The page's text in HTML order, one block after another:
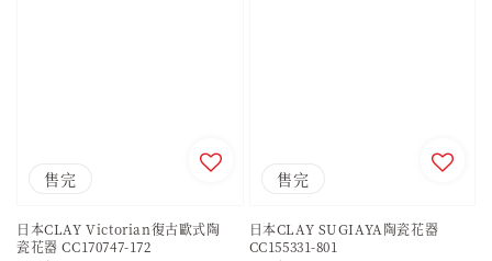
售完
日本CLAY Victorian復古歐式陶
瓷花器 CC170747-172
售完
日本CLAY SUGIAYA陶瓷花器
CC155331-801